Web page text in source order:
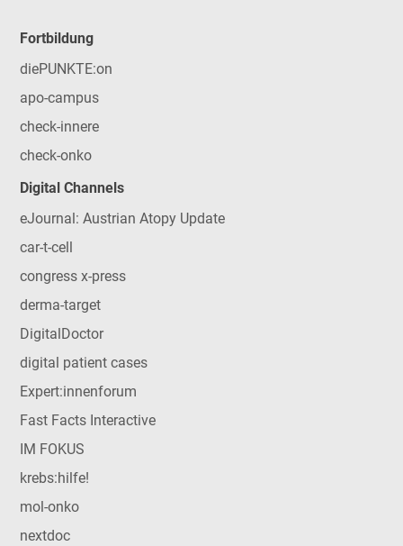
Fortbildung
diePUNKTE:on
apo-campus
check-innere
check-onko
Digital Channels
eJournal: Austrian Atopy Update
car-t-cell
congress x-press
derma-target
DigitalDoctor
digital patient cases
Expert:innenforum
Fast Facts Interactive
IM FOKUS
krebs:hilfe!
mol-onko
nextdoc